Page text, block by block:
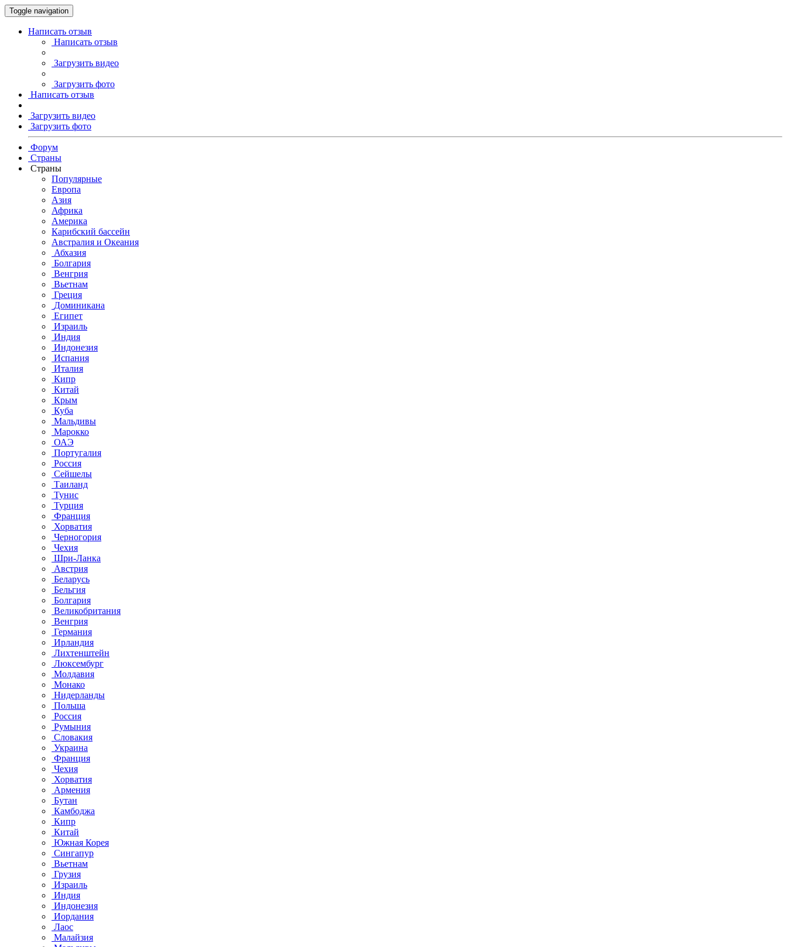
Toggle navigation
Написать отзыв
Написать отзыв
Загрузить видео
Загрузить фото
Написать отзыв
Загрузить видео
Загрузить фото
Форум
Страны
Страны
Популярные
Европа
Азия
Африка
Америка
Карибский бассейн
Австралия и Океания
Абхазия
Болгария
Венгрия
Вьетнам
Греция
Доминикана
Египет
Израиль
Индия
Индонезия
Испания
Италия
Кипр
Китай
Крым
Куба
Мальдивы
Марокко
ОАЭ
Португалия
Россия
Сейшелы
Таиланд
Тунис
Турция
Франция
Хорватия
Черногория
Чехия
Шри-Ланка
Австрия
Беларусь
Бельгия
Болгария
Великобритания
Венгрия
Германия
Ирландия
Лихтенштейн
Люксембург
Молдавия
Монако
Нидерланды
Польша
Россия
Румыния
Словакия
Украина
Франция
Чехия
Хорватия
Армения
Бутан
Камбоджа
Кипр
Китай
Южная Корея
Сингапур
Вьетнам
Грузия
Израиль
Индия
Индонезия
Иордания
Лаос
Малайзия